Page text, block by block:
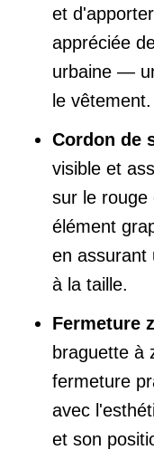
et
appréciée
urbaine —
le vêtement.
Cordon de
visible et
sur le rouge
élément
en assurant
à la taille.
Fermeture
braguette à
fermeture
avec
et son